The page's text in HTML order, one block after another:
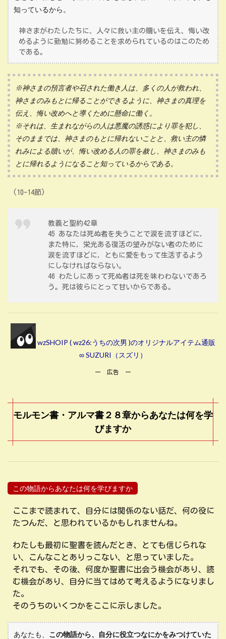
知っているから。
神さまがわたしたちに、人々に救い主の贖いを伝え、悔い改
めるように勤勉に努めることを求められているのはこのため
である。
※神さまの預言者や召された働き人は、多くの人が救われ、
神さまのみもとに帰ることができるように、神さまの真理を
伝え、悔い改めへと導くために懸命に働く。
※それは、生まれながらの人は悪魔の誘惑により罪を犯し、
そのままでは、神さまのもとに帰れないことと、救い主の憐
れみによる贖いが、悔い改める人の罪を赦し、神さまのみも
とに帰れるようになること知っているからである。
(10-14節)
教義と聖約42章
45 あなたは死ぬ者を失うことで涙を流すほどに，
また特に，栄光ある復活の望みがない者のために
涙を流すほどに，ともに愛をもって生活するよう
にしなければならない。
46 わたしにあって死ぬ者は死を味わわないであろ
う。死は彼らにとって甘いからである。
wzSHOIP ( wz26:うちの次男 )のオリジナルアイテム通販
∞ SUZURI（スズリ）
ー 広告 ー
モルモン書・アルマ書２８章からあなたは何を学
びますか
この物語からあなたは何を学びますか
ここまで読まれて、自分には関係のない話だ、何の役に
たつんだ、と思われているかもしれませんね。
わたしも最初に聖書を読んだとき、とても信じられな
い、こんなことありっこない、と思っていました。
それでも、その後、何度か聖書に出会う機会があり、読
む機会があり、自分に当てはめて考えるようになりまし
た。
そのうちのいくつかをここに示しました。
あなたも、 この物語から、自分に役立つなにかをみつけていた